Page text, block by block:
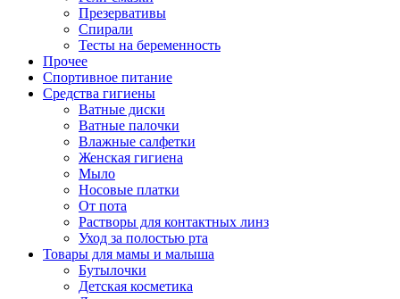
Презервативы
Спирали
Тесты на беременность
Прочее
Спортивное питание
Средства гигиены
Ватные диски
Ватные палочки
Влажные салфетки
Женская гигиена
Мыло
Носовые платки
От пота
Растворы для контактных линз
Уход за полостью рта
Товары для мамы и малыша
Бутылочки
Детская косметика